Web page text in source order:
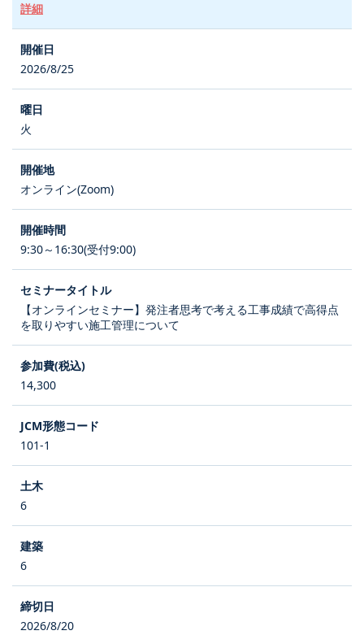
詳細
2026/8/25
火
オンライン(Zoom)
9:30～16:30(受付9:00)
【オンラインセミナー】発注者思考で考える工事成績で高得点
を取りやすい施工管理について
14,300
101-1
6
6
2026/8/20